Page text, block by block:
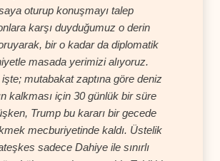
oturup konuşmayı talep
karşı duyduğumuz o derin
bir o kadar da diplomatik
masada yerimizi alıyoruz.
mutabakat zaptına göre deniz
kalkması için 30 günlük bir süre
Trump bu kararı bir gecede
mecburiyetinde kaldı. Üstelik
sadece Dahiye ile sınırlı